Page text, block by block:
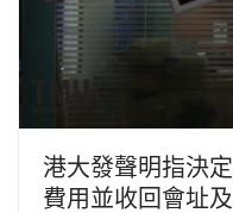
港大發聲明指決
費用並收回會址